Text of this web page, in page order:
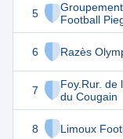
5
Football
Lauragais
6
Razès
7
Foy.Rur. de
du Cougain
8 Limoux